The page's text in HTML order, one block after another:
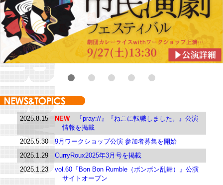
2025.8.15 NEW
『pray://』『ねこに転職しました。』公演
情報を掲載
2025.5.309月ワークショップ公演 参加者募集を開始
2025.1.29CurryRoux2025年3月号を掲載
2025.1.23vol.60『Bon Bon Rumble（ボンボン乱舞）』公演
サイトオープン